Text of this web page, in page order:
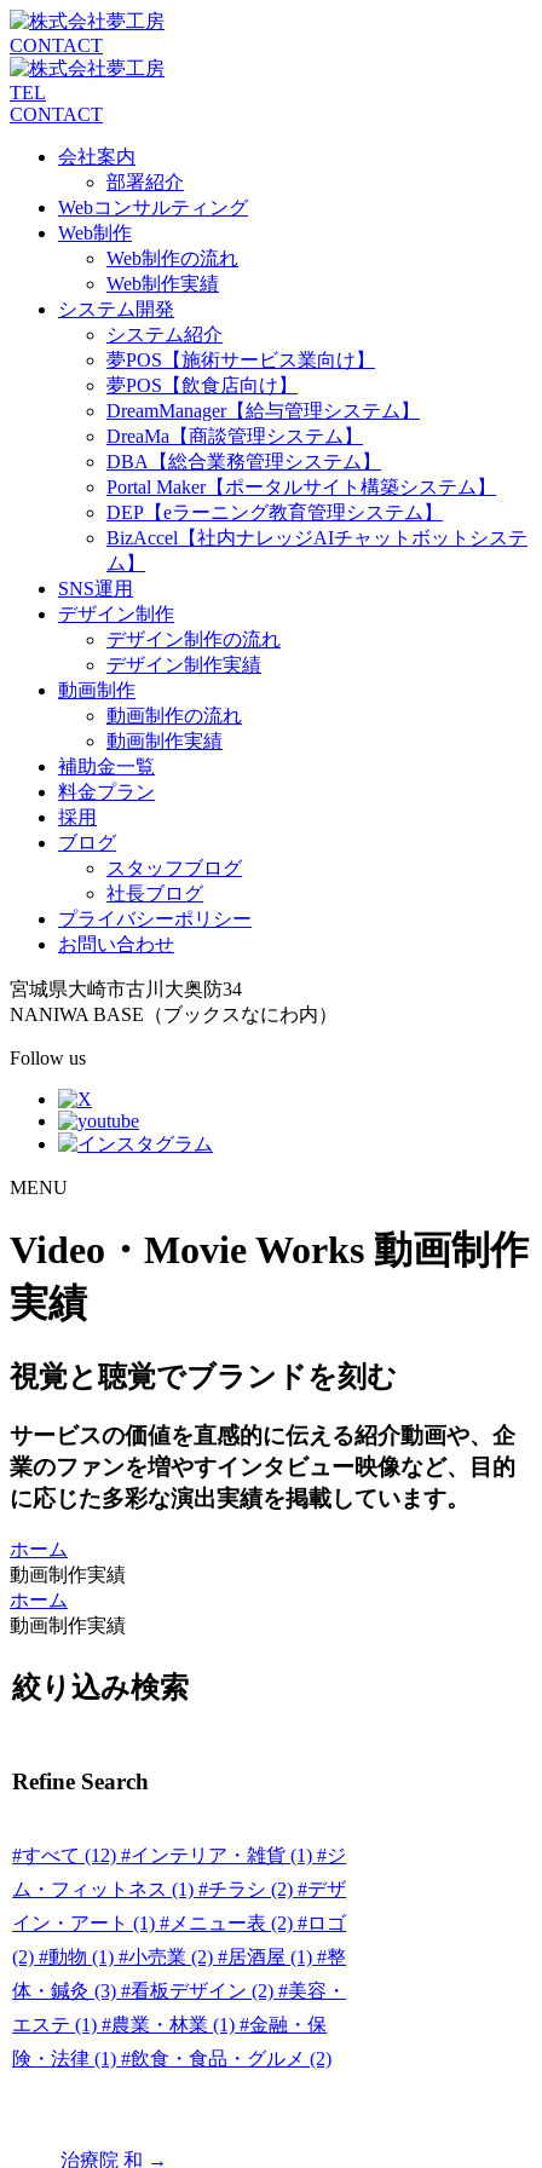
CONTACT
TEL
CONTACT
会社案内
部署紹介
Webコンサルティング
Web制作
Web制作の流れ
Web制作実績
システム開発
システム紹介
夢POS【施術サービス業向け】
夢POS【飲食店向け】
DreamManager【給与管理システム】
DreaMa【商談管理システム】
DBA【総合業務管理システム】
Portal Maker【ポータルサイト構築システム】
DEP【eラーニング教育管理システム】
BizAccel【社内ナレッジAIチャットボットシステ
ム】
SNS運用
デザイン制作
デザイン制作の流れ
デザイン制作実績
動画制作
動画制作の流れ
動画制作実績
補助金一覧
料金プラン
採用
ブログ
スタッフブログ
社長ブログ
プライバシーポリシー
お問い合わせ
宮城県大崎市古川大奥防34
NANIWA BASE（ブックスなにわ内）
Follow us
MENU
Video・Movie Works 動画制作
実績
視覚と聴覚でブランドを刻む
サービスの価値を直感的に伝える紹介動画や、企
業のファンを増やすインタビュー映像など、目的
に応じた多彩な演出実績を掲載しています。
ホーム
動画制作実績
ホーム
動画制作実績
絞り込み検索
Refine Search
#すべて(12) #インテリア・雑貨(1) #ジ
ム・フィットネス(1) #チラシ(2) #デザ
イン・アート(1) #メニュー表(2) #ロゴ
(2) #動物(1) #小売業(2) #居酒屋(1) #整
体・鍼灸(3) #看板デザイン(2) #美容・
エステ(1) #農業・林業(1) #金融・保
険・法律(1) #飲食・食品・グルメ(2)
治療院 和 →